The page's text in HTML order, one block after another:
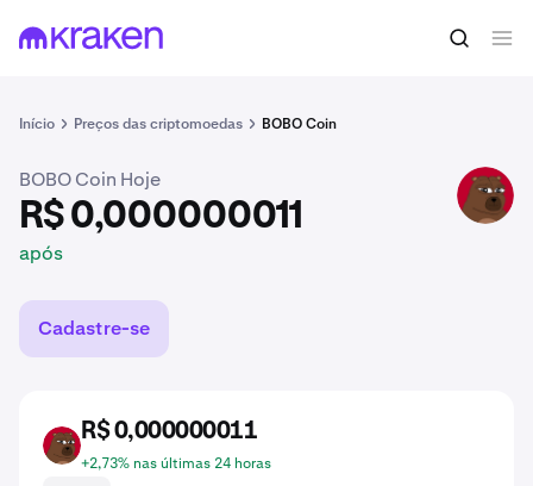
Início Preços das criptomoedas BOBO Coin
R$ 0,000000011 Comprar BOBO
BOBO Coin Hoje
R$ 0,000000011
após
BOBO
Cadastre-se
BOBO
R$ 0,000000011
+2,73% nas últimas 24 horas